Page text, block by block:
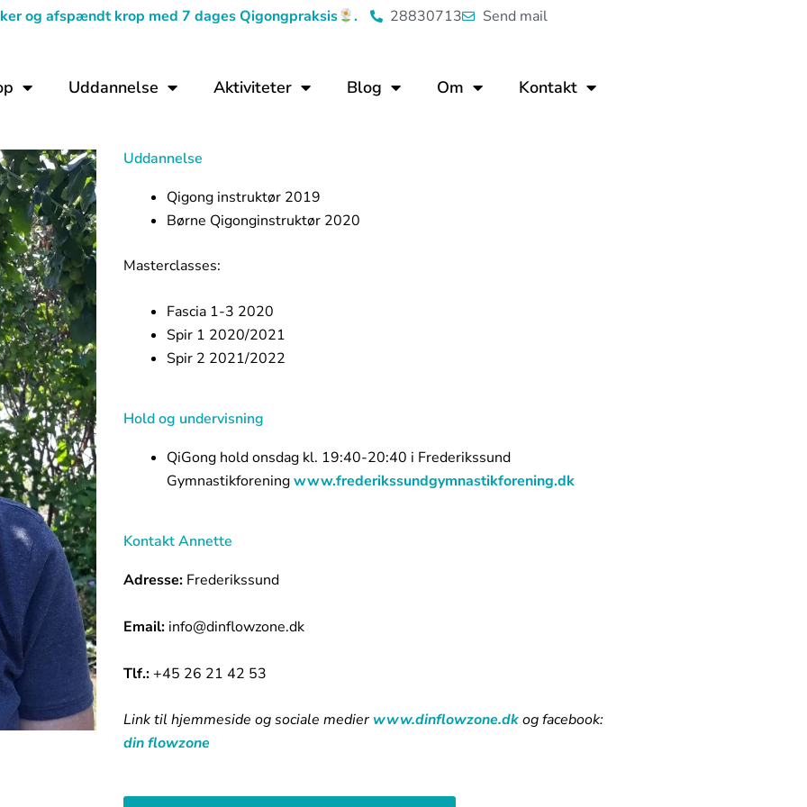
og afspændt krop med 7 dages Qigongpraksis . 28830713 Send mail
Uddannelse Aktiviteter Blog Om Kontakt
Uddannelse
Qigong instruktør 2019
Børne Qigonginstruktør 2020
Masterclasses:
Fascia 1-3 2020
Spir 1 2020/2021
Spir 2 2021/2022
Hold og undervisning
QiGong hold onsdag kl. 19:40-20:40 i Frederikssund
Gymnastikforeningwww.frederikssundgymnastikforening.dk
Kontakt Annette
Adresse: Frederikssund
Email: info@dinflowzone.dk
Tlf.:+45 26 21 42 53
Link til hjemmeside og sociale medierwww.dinflowzone.dkog facebook:
din flowzone